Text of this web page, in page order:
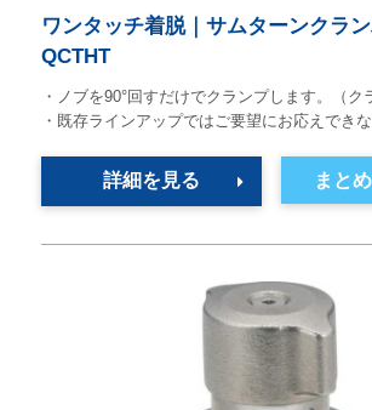
ワンタッチ着脱｜サムターンクラ
QCTHT
・ノブを90°回すだけでクランプします。（ク
・既存ラインアップではご要望にお応えでき
詳細を見る